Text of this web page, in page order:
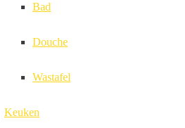
Bad
Douche
Wastafel
Keuken